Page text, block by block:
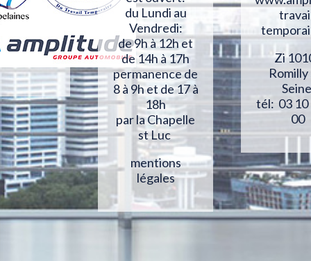
du Lundi au
Vendredi:
de 9h à 12h et
de 14h à 17h
permanence de
8 à 9h et de 17 à
18h
par la Chapelle
st Luc
mentions
légales
Zi
tél: 03 10
00